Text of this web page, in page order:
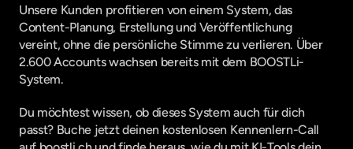
Unsere Kunden profitieren von einem System, das
Content-Planung, Erstellung und Veröffentlichung
vereint, ohne die persönliche Stimme zu verlieren. Über
2.600 Accounts wachsen bereits mit dem BOOSTLi-
System.
Du möchtest wissen, ob dieses System auch für dich
passt? Buche jetzt deinen kostenlosen Kennenlern-Call